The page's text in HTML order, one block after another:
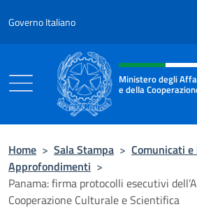
Governo Italiano
Intestazione sito,
Ministero degli
e della
Home > Sala Stampa > Comunicati
Approfondimenti >
Panama: firma protocolli esecutivi
Cooperazione Culturale e Scientifica